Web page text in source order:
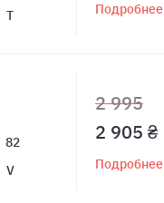
T Подробнее
82
V
2 995
2 905 ₴
Подробнее